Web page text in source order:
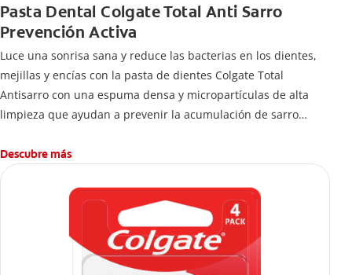
Pasta Dental Colgate Total Anti Sarro
Prevención Activa
Luce una sonrisa sana y reduce las bacterias en los dientes,
mejillas y encías con la pasta de dientes Colgate Total
Antisarro con una espuma densa y micropartículas de alta
limpieza que ayudan a prevenir la acumulación de sarro
Descubre más